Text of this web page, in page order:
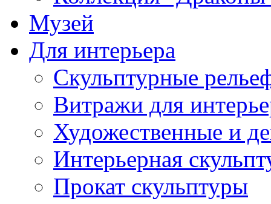
Музей
Для интерьера
Скульптурные
Витражи для
Художественные и
Интерьерная
Прокат скульптуры